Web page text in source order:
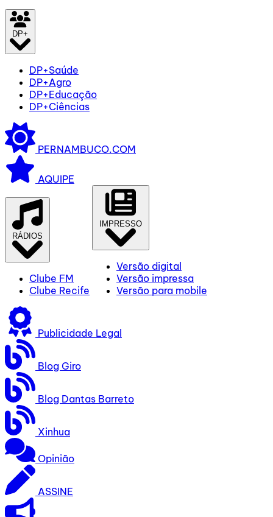
DP+
DP+Saúde
DP+Agro
DP+Educação
DP+Ciências
PERNAMBUCO.COM
AQUIPE
RÁDIOS
Clube FM
Clube Recife
IMPRESSO
Versão digital
Versão impressa
Versão para mobile
Publicidade Legal
Blog Giro
Blog Dantas Barreto
Xinhua
Opinião
ASSINE